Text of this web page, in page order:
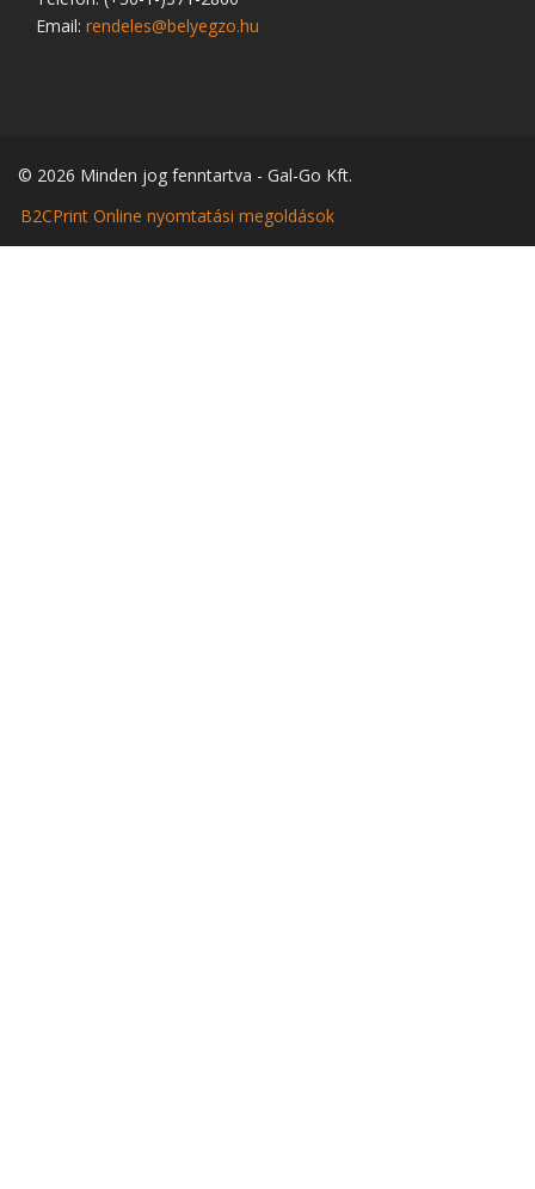
Email: rendeles@belyegzo.hu
© 2026 Minden jog fenntartva - Gal-Go Kft.
B2CPrint Online nyomtatási megoldások